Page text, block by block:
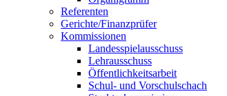
Referenten
Gerichte/Finanzprüfer
Kommissionen
Landesspielausschuss
Lehrausschuss
Öffentlichkeitsarbeit
Schul- und Vorschulschach